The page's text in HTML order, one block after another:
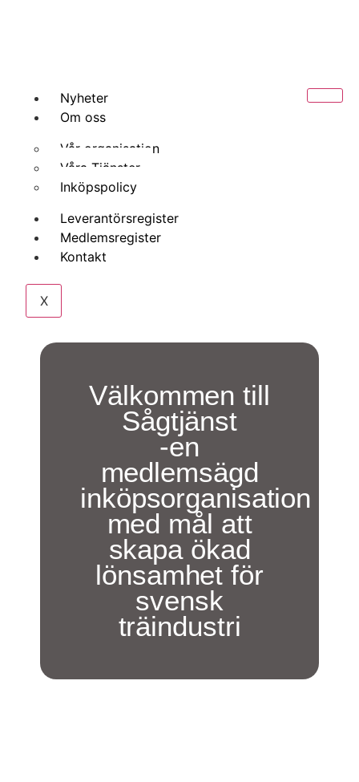
Nyheter
Om oss
Vår organisation
Våra Tjänster
Inköpspolicy
Leverantörsregister
Medlemsregister
Kontakt
X
Välkommen till
Sågtjänst
-en
medlemsägd
inköpsorganisation
med mål att
skapa ökad
lönsamhet för
svensk
träindustri